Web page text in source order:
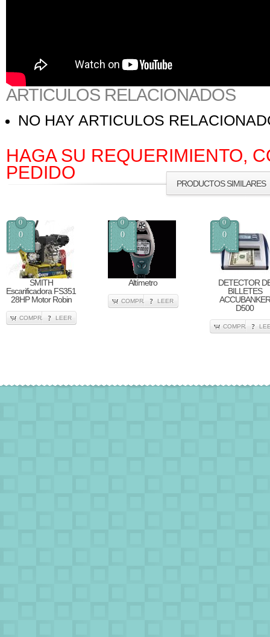
ARTICULOS RELACIONADOS
NO HAY ARTICULOS
HAGA SU REQUERIMIENTO,
PEDIDO
PRODUCTOS SIMILARES
0
0
SMITH
Escarificadora FS351
28HP Motor Robin
COMPRA LEER
0
0
Altímetro
COMPRA LEER
0
0
DETECTOR
BILLETES
ACCUBANKER
D500
COMPRA